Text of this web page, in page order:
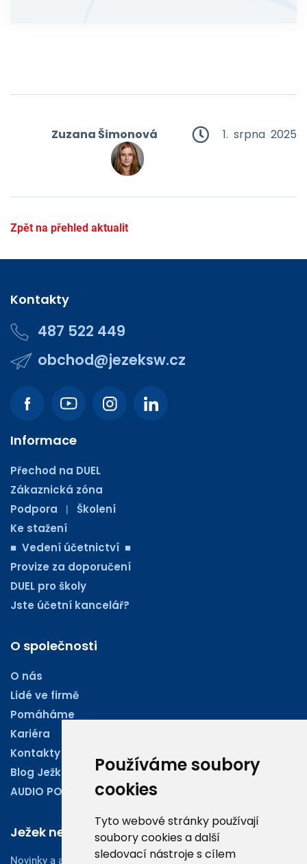
Používáme soubory
cookies
Tyto webové stránky používají
soubory cookies a další
sledovací nástroje s cílem
1. srpna 2025
Zuzana Šimonová
Zpět na přehled aktualit
Kontakty
487 522 449
obchod@jezeksw.cz
Informace
Přechod na DUEL
Zákaznická zóna
Podpora
| Školení
Ke stažení
■ Vedení účetnictví ■
Provize za doporučení
DUEL pro školy
Jste účetní kancelář?
O společnosti
O nás
Lidé ve firmě
Pomáháme
Kariéra
Kontakty
Blog Ježkoviny
AUDIO PODCASTY
Ježek newsletter
Novinky a aktuality z oboru účetnictví, obchodu či legislativy